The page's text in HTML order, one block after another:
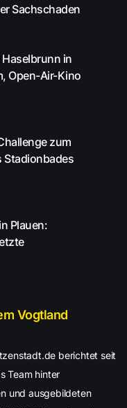
Sachschaden
Haselbrunn in
Open-Air-Kino
zum
Stadionbades
Plauen:
Vogtland
berichtet seit
Team hinter
und ausgebildeten